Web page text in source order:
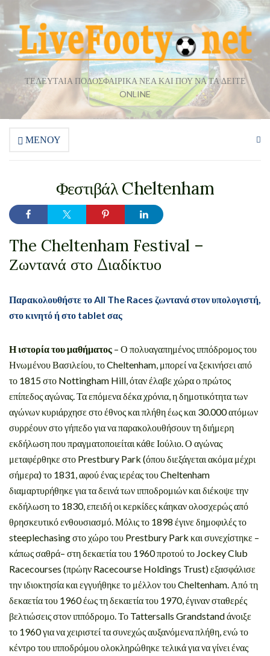
ΤΕΛΕΥΤΑΊΑ ΠΟΔΟΣΦΑΙΡΙΚΆ ΝΈΑ ΚΑΙ ΠΟΎ ΝΑ ΤΑ ΔΕΊΤΕ
ONLINE
ΜΕΝΟΎ
Φεστιβάλ Cheltenham
The Cheltenham Festival –
Ζωντανά στο Διαδίκτυο
Παρακολουθήστε το All The Races ζωντανά στον υπολογιστή,
στο κινητό ή στο tablet σας
Η ιστορία του μαθήματος – Ο πολυαγαπημένος ιππόδρομος του
Ηνωμένου Βασιλείου, το Cheltenham, μπορεί να ξεκινήσει από
το 1815 στο Nottingham Hill, όταν έλαβε χώρα ο πρώτος
επίπεδος αγώνας. Τα επόμενα δέκα χρόνια, η δημοτικότητα των
αγώνων κυριάρχησε στο έθνος και πλήθη έως και 30.000 ατόμων
συρρέουν στο γήπεδο για να παρακολουθήσουν τη διήμερη
εκδήλωση που πραγματοποιείται κάθε Ιούλιο. Ο αγώνας
μεταφέρθηκε στο Prestbury Park (όπου διεξάγεται ακόμα μέχρι
σήμερα) το 1831, αφού ένας ιερέας του Cheltenham
διαμαρτυρήθηκε για τα δεινά των ιπποδρομιών και διέκοψε την
εκδήλωση το 1830, επειδή οι κερκίδες κάηκαν ολοσχερώς από
θρησκευτικό ενθουσιασμό. Μόλις το 1898 έγινε δημοφιλές το
steeplechasing στο χώρο του Prestbury Park και συνεχίστηκε –
κάπως σαθρά– στη δεκαετία του 1960 προτού το Jockey Club
Racecourses (πρώην Racecourse Holdings Trust) εξασφάλισε
την ιδιοκτησία και εγγυήθηκε το μέλλον του Cheltenham. Από τη
δεκαετία του 1960 έως τη δεκαετία του 1970, έγιναν σταθερές
βελτιώσεις στον ιππόδρομο. Το Tattersalls Grandstand άνοιξε
το 1960 για να χειριστεί τα συνεχώς αυξανόμενα πλήθη, ενώ το
κέντρο του ιπποδρόμου ολοκληρώθηκε τελικά για να γίνει ένας